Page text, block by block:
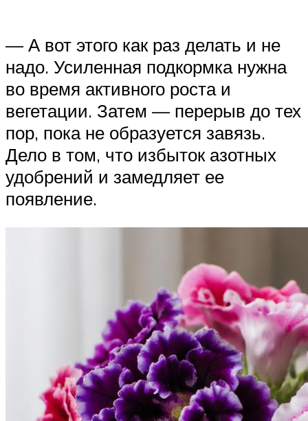
— А вот этого как раз делать и не
надо. Усиленная подкормка нужна
во время активного роста и
вегетации. Затем — перерыв до тех
пор, пока не образуется завязь.
Дело в том, что избыток азотных
удобрений и замедляет ее
появление.